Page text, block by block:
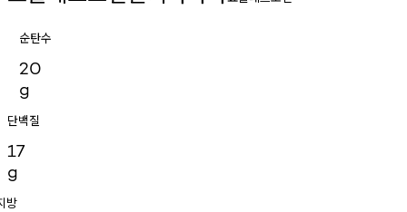
순탄수
20
g
단백질
17
g
방